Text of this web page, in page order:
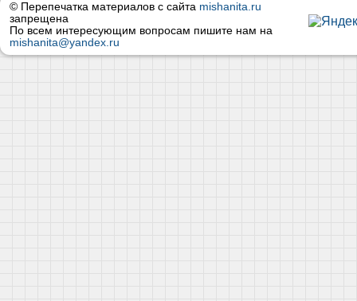
© Перепечатка материалов с сайта mishanita.ru
запрещена
По всем интересующим вопросам пишите нам на
mishanita@yandex.ru